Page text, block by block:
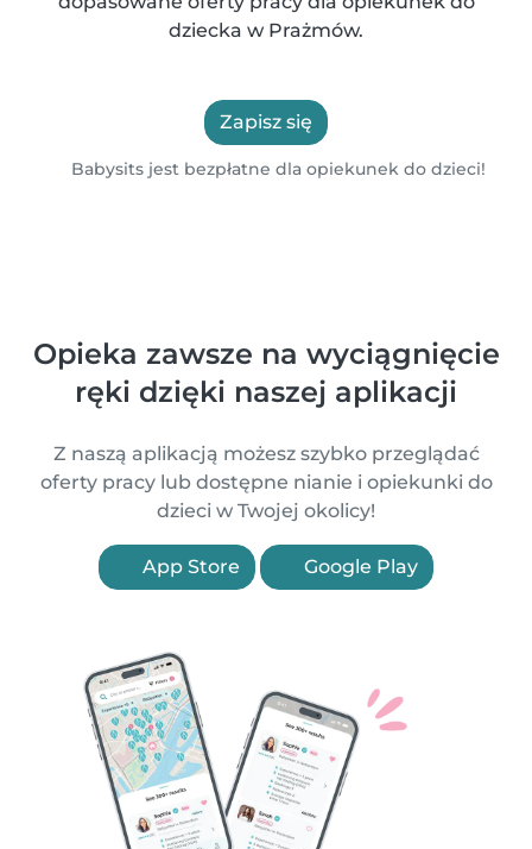
dziecka w Prażmów.
Zapisz się
Babysits jest bezpłatne dla opiekunek do dzieci!
Opieka zawsze na wyciągnięcie
ręki dzięki naszej aplikacji
Z naszą aplikacją możesz szybko przeglądać
oferty pracy lub dostępne nianie i opiekunki do
dzieci w Twojej okolicy!
App Store Google Play